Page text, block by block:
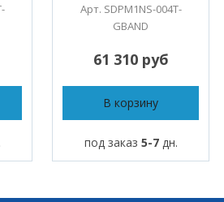
Арт. SDPM1NS-004T-
GBAND
61 310 руб
В корзину
под заказ 5-7дн.